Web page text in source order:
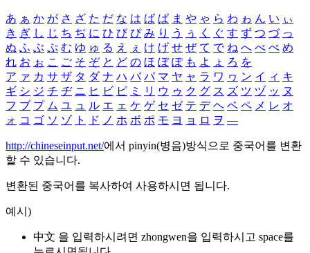
あ ぁ か が さ ざ た だ な は ば ぱ ま や ゃ ら わ ゎ ん い ぃ
き ぎ し じ ち ぢ に ひ び ぴ み り う ぅ く ぐ す ず つ づ っ
ぬ ふ ぶ ぷ む ゆ ゅ る え ぇ け げ せ ぜ て で ね へ べ ぺ め
れ お ぉ こ ご そ ぞ と ど の ほ ぼ ぽ も よ ょ ろ を
ア ァ カ サ ザ タ ダ ナ ハ バ パ マ ヤ ャ ラ ワ ヮ ン イ ィ キ
ギ シ ジ チ ヂ ニ ヒ ビ ピ ミ リ ウ ゥ ク グ ス ズ ツ ヅ ッ ヌ
フ ブ プ ム ユ ュ ル エ ェ ケ ゲ セ ゼ テ デ ヘ ベ ペ メ レ オ
ォ コ ゴ ソ ゾ ト ド ノ ホ ボ ポ モ ヨ ョ ロ ヲ ―
http://chineseinput.net/에서 pinyin(병음)방식으로 중국어를 변환
할 수 있습니다.
변환된 중국어를 복사하여 사용하시면 됩니다.
예시)
中文 을 입력하시려면 zhongwen을 입력하시고 space를